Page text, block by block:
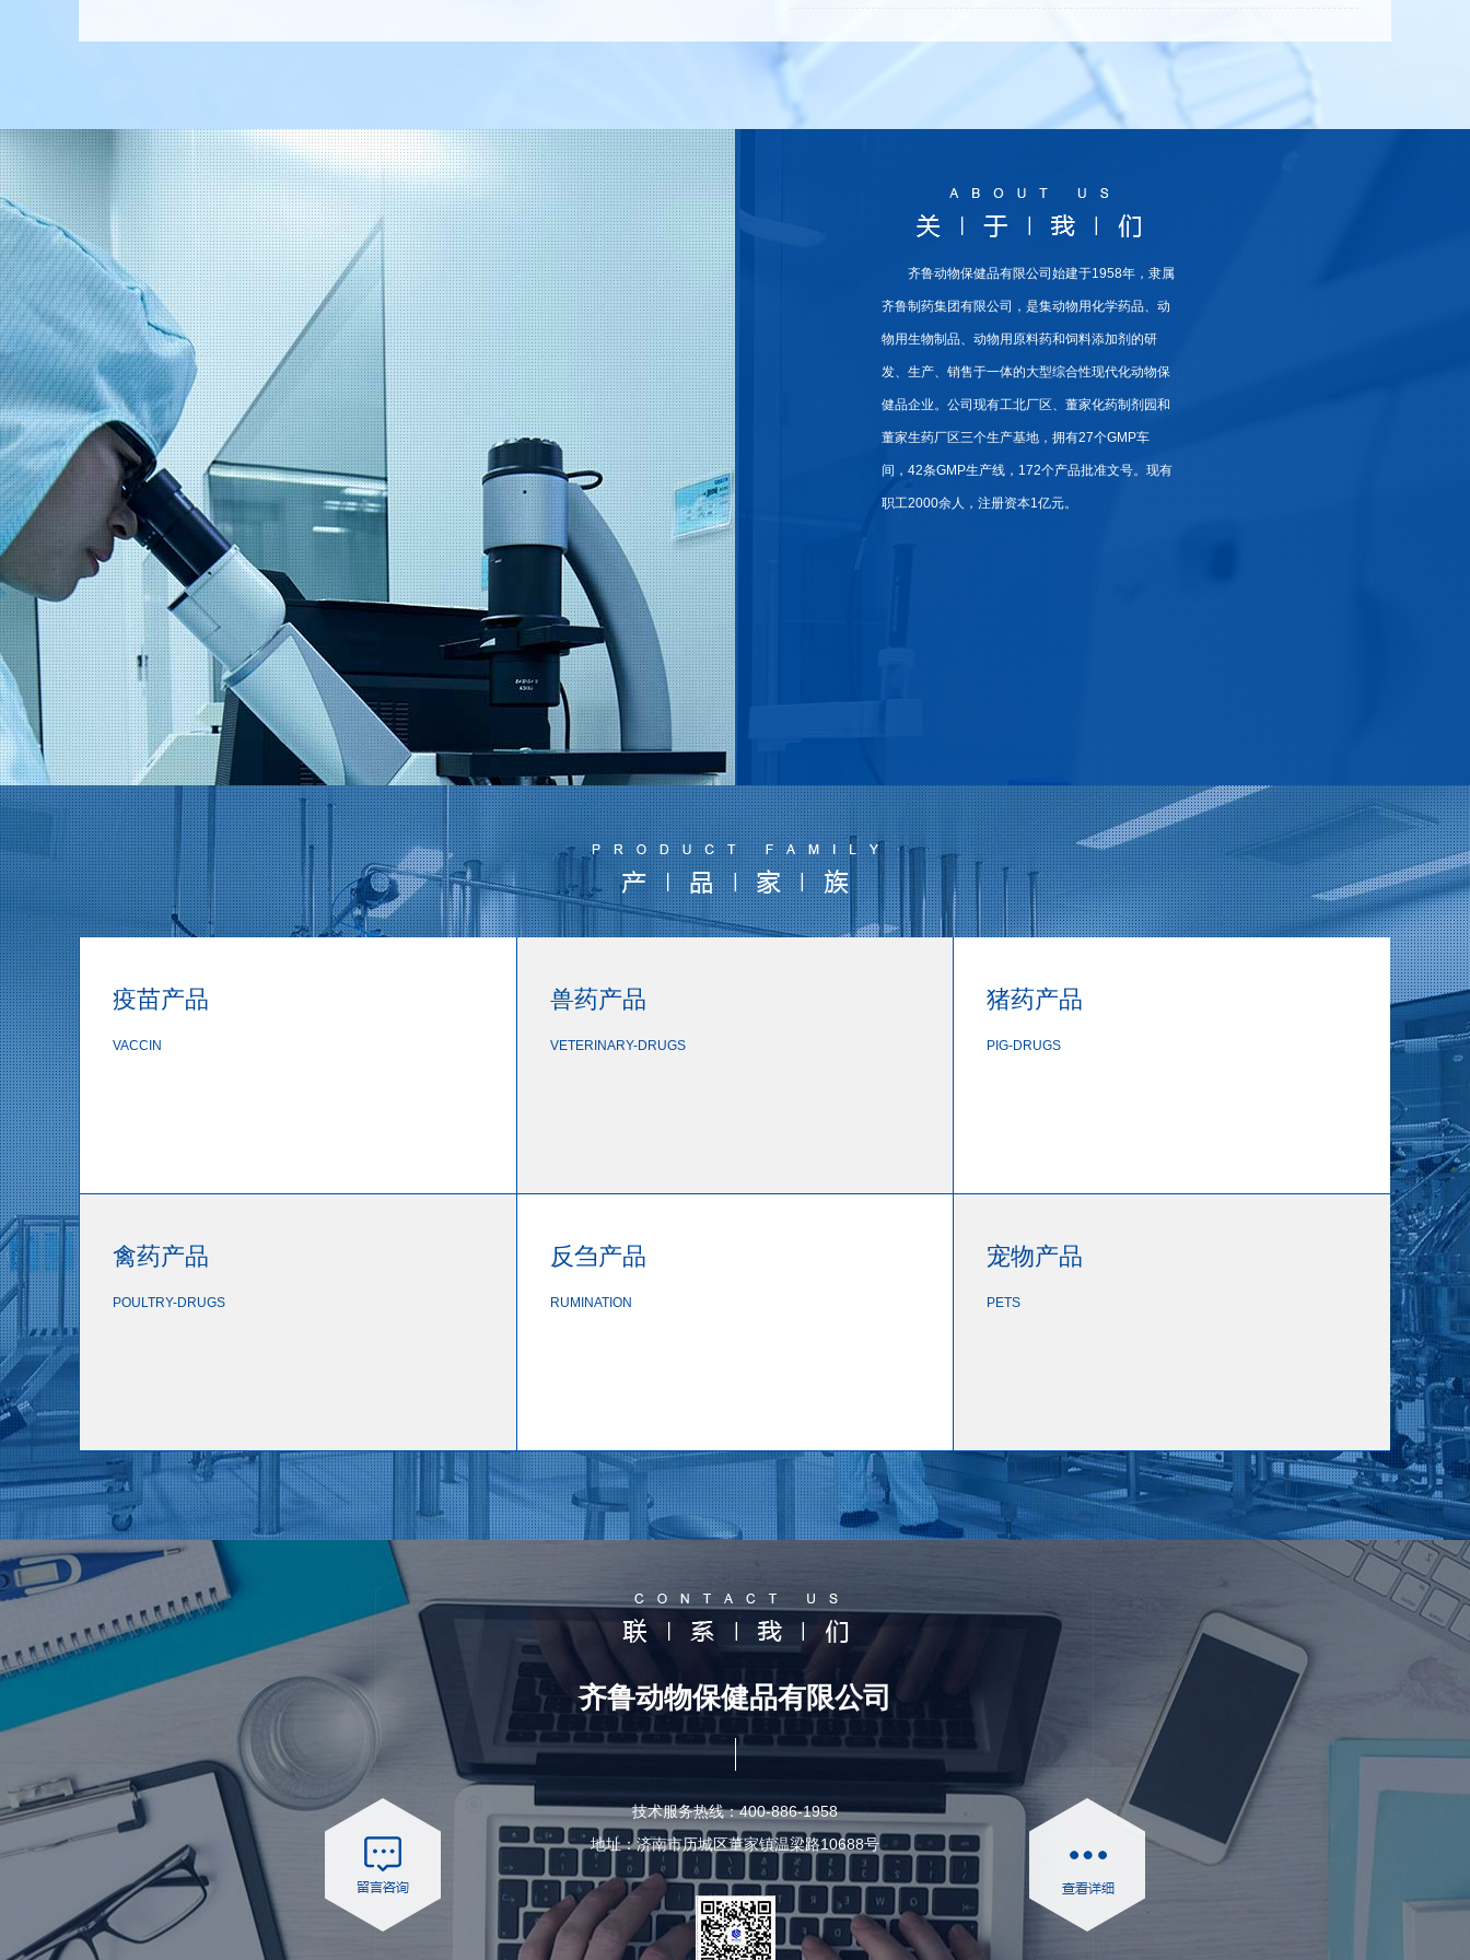
齐鲁动物保健品有限公司始建于1958年，隶属
齐鲁制药集团有限公司，是集动物用化学药品、动
物用生物制品、动物用原料药和饲料添加剂的研
发、生产、销售于一体的大型综合性现代化动物保
健品企业。公司现有工北厂区、董家化药制剂园和
董家生药厂区三个生产基地，拥有27个GMP车
间，42条GMP生产线，172个产品批准文号。现有
职工2000余人，注册资本1亿元。
疫苗产品
VACCIN
兽药产品
VETERINARY-DRUGS
猪药产品
PIG-DRUGS
禽药产品
POULTRY-DRUGS
反刍产品
RUMINATION
宠物产品
PETS
齐鲁动物保健品有限公司
技术服务热线：400-886-1958
地址：济南市历城区董家镇温梁路10688号